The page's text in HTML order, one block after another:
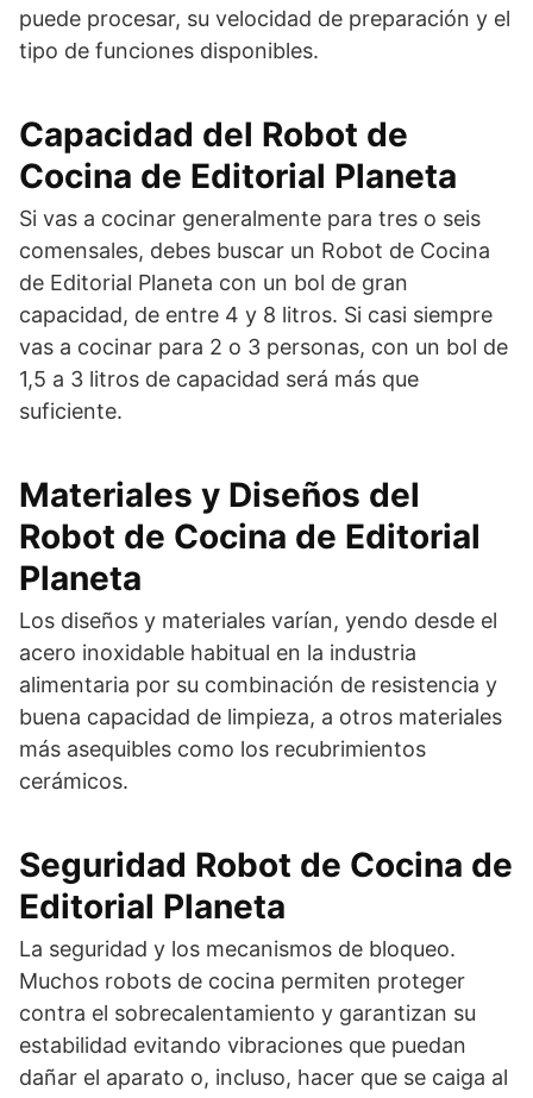
puede procesar, su velocidad de preparación y el
tipo de funciones disponibles.
Capacidad del Robot de
Cocina de Editorial Planeta
Si vas a cocinar generalmente para tres o seis
comensales, debes buscar un Robot de Cocina
de Editorial Planeta con un bol de gran
capacidad, de entre 4 y 8 litros. Si casi siempre
vas a cocinar para 2 o 3 personas, con un bol de
1,5 a 3 litros de capacidad será más que
suficiente.
Materiales y Diseños del
Robot de Cocina de Editorial
Planeta
Los diseños y materiales varían, yendo desde el
acero inoxidable habitual en la industria
alimentaria por su combinación de resistencia y
buena capacidad de limpieza, a otros materiales
más asequibles como los recubrimientos
cerámicos.
Seguridad Robot de Cocina de
Editorial Planeta
La seguridad y los mecanismos de bloqueo.
Muchos robots de cocina permiten proteger
contra el sobrecalentamiento y garantizan su
estabilidad evitando vibraciones que puedan
dañar el aparato o, incluso, hacer que se caiga al